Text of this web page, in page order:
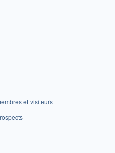
et visiteurs